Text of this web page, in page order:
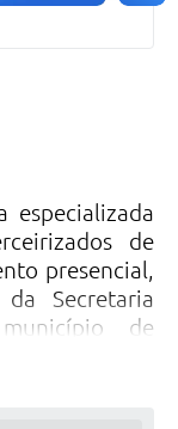
especializada
de
presencial,
Secretaria
de
Olímpia,